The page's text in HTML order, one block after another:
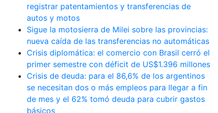
registrar patentamientos y transferencias de
autos y motos
Sigue la motosierra de Milei sobre las provincias:
nueva caída de las transferencias no automáticas
Crisis diplomática: el comercio con Brasil cerró el
primer semestre con déficit de US$1.396 millones
Crisis de deuda: para el 86,6% de los argentinos
se necesitan dos o más empleos para llegar a fin
de mes y el 62% tomó deuda para cubrir gastos
básicos